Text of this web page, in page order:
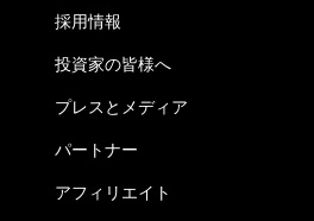
採用情報
投資家の皆様へ
プレスとメディア
パートナー
アフィリエイト